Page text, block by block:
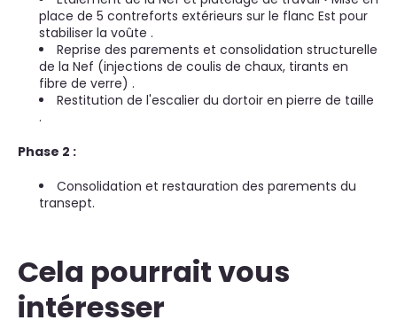
place de 5 contreforts extérieurs sur le flanc Est pour
stabiliser la voûte .
Reprise des parements et consolidation structurelle
de la Nef (injections de coulis de chaux, tirants en
fibre de verre) .
Restitution de l'escalier du dortoir en pierre de taille
.
Phase 2 :
Consolidation et restauration des parements du
transept.
Cela pourrait vous
intéresser